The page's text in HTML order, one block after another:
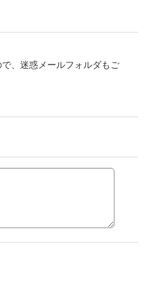
、迷惑メールフォルダもご